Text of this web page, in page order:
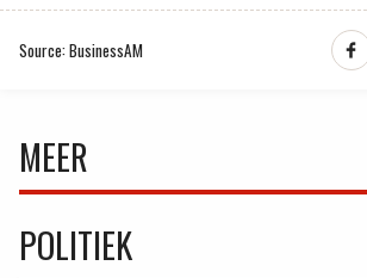
Source: BusinessAM
MEER
POLITIEK